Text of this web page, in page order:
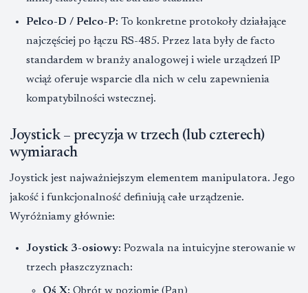
Pelco-D / Pelco-P: To konkretne protokoły działające
najczęściej po łączu RS-485. Przez lata były de facto
standardem w branży analogowej i wiele urządzeń IP
wciąż oferuje wsparcie dla nich w celu zapewnienia
kompatybilności wstecznej.
Joystick – precyzja w trzech (lub czterech)
wymiarach
Joystick jest najważniejszym elementem manipulatora. Jego
jakość i funkcjonalność definiują całe urządzenie.
Wyróżniamy głównie:
Joystick 3-osiowy: Pozwala na intuicyjne sterowanie w
trzech płaszczyznach: